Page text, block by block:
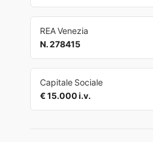
REA Venezia
N. 278415
Capitale Sociale
€ 15.000 i.v.